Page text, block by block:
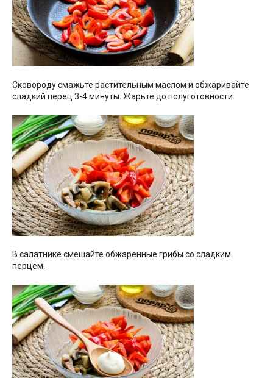
Сковороду смажьте растительным маслом и обжаривайте
сладкий перец 3-4 минуты. Жарьте до полуготовности.
В салатнике смешайте обжаренные грибы со сладким
перцем.